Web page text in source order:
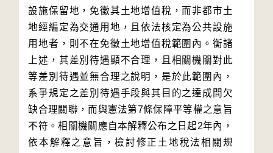
設施保留地，免徵其土地增值稅，而非都市土
地經編定為交通用地，且依法核定為公共設施
用地者，則不在免徵土地增值稅範圍內。衡諸
上述，其差別待遇顯不合理，且相關機關對此
等差別待遇並無合理之說明，是於此範圍內，
系爭規定之差別待遇手段與其目的之達成間欠
缺合理關聯，而與憲法第7條保障平等權之意旨
不符。相關機關應自本解釋公布之日起2年內，
依本解釋之意旨，檢討修正土地稅法相關規